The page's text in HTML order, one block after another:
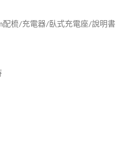
梳/充電器/臥式充電座/說明書